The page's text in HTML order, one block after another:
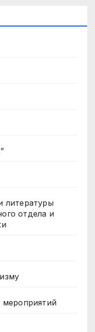
литературы
отдела и